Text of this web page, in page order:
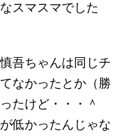
スマスマでした
吾ちゃんは同じチ
なかったとか（勝
たけど・・・＾
低かったんじゃな